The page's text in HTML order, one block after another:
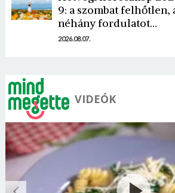
9: a szombat felhőtlen,
néhány fordulatot…
2026.08.07.
VIDEÓK